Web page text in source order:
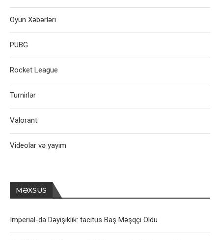
Oyun Xəbərləri
PUBG
Rocket League
Turnirlər
Valorant
Videolar və yayım
MƏXSUS
Imperial-da Dəyişiklik: tacitus Baş Məşqçi Oldu